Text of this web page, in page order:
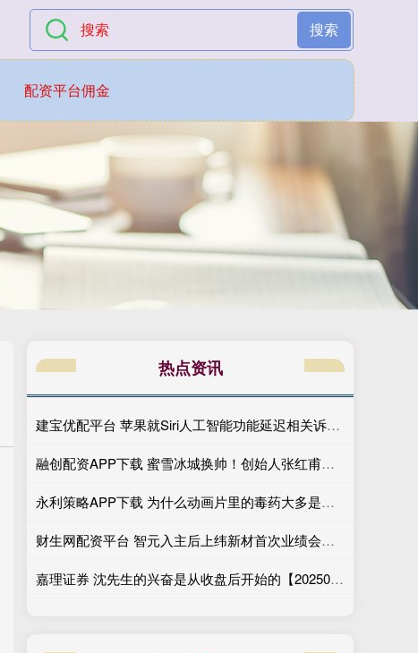
搜索
配资平台佣金
热点资讯
建宝优配平台 苹果就Siri人工智能功能延迟相关诉讼达成和解 重心转向人工智能的交付
融创配资APP下载 蜜雪冰城换帅！创始人张红甫卸任，35岁CFO接棒
永利策略APP下载 为什么动画片里的毒药大多是绿色的？
财生网配资平台 智元入主后上纬新材首次业绩会：承诺管理团队不会“大换血” 业务协同预期仍模糊
嘉理证券 沈先生的兴奋是从收盘后开始的【20250512】